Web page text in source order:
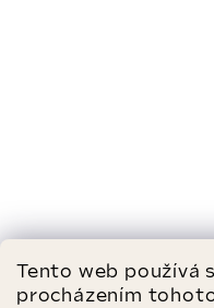
Tento web používá
procházením